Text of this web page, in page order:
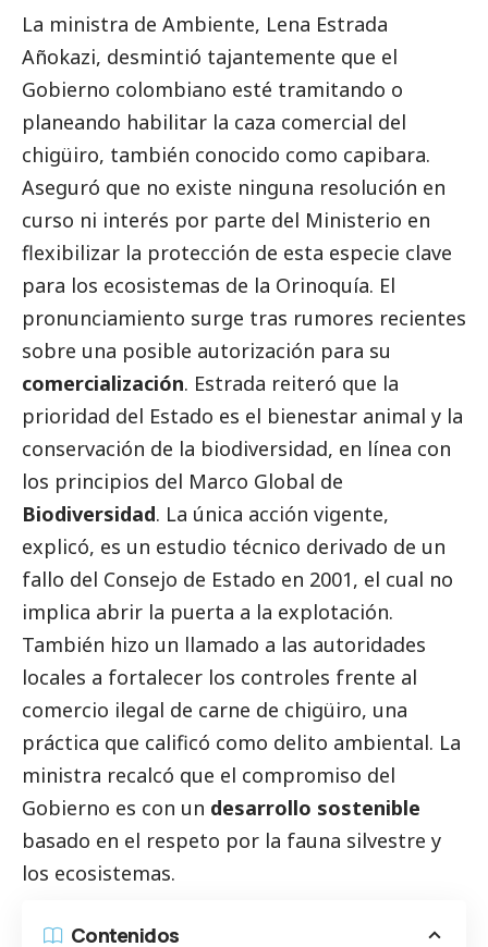
La ministra de Ambiente, Lena Estrada
Añokazi, desmintió tajantemente que el
Gobierno colombiano esté tramitando o
planeando habilitar la caza comercial del
chigüiro, también conocido como capibara.
Aseguró que no existe ninguna resolución en
curso ni interés por parte del Ministerio en
flexibilizar la protección de esta especie clave
para los ecosistemas de la Orinoquía. El
pronunciamiento surge tras rumores recientes
sobre una posible autorización para su
comercialización. Estrada reiteró que la
prioridad del Estado es el bienestar animal y la
conservación de la biodiversidad, en línea con
los principios del Marco Global de
Biodiversidad. La única acción vigente,
explicó, es un estudio técnico derivado de un
fallo del Consejo de Estado en 2001, el cual no
implica abrir la puerta a la explotación.
También hizo un llamado a las autoridades
locales a fortalecer los controles frente al
comercio ilegal de carne de chigüiro, una
práctica que calificó como delito ambiental. La
ministra recalcó que el compromiso del
Gobierno es con un desarrollo sostenible
basado en el respeto por la fauna silvestre y
los ecosistemas.
Contenidos